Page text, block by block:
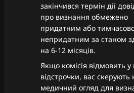
закінчився термін дії
про визнання обмежено
придатним або
непридатним за станом
на 6-12 місяців.
Якщо комісія відмовить у
відстрочки, вас скерують
медичний огляд для